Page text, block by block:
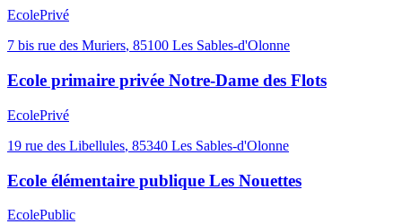
EcolePrivé
7 bis rue des Muriers, 85100 Les Sables-d'Olonne
Ecole primaire privée Notre-Dame des Flots
EcolePrivé
19 rue des Libellules, 85340 Les Sables-d'Olonne
Ecole élémentaire publique Les Nouettes
EcolePublic